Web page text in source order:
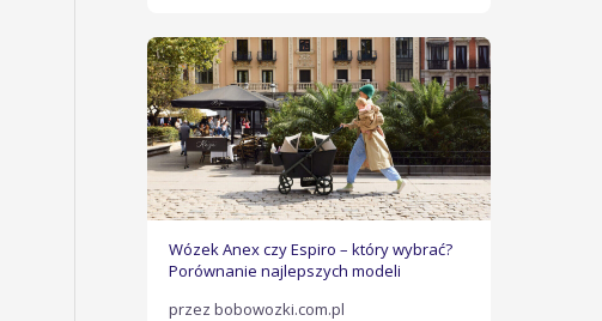
Wózek Anex czy Espiro – który wybrać?
Porównanie najlepszych modeli
przez bobowozki.com.pl